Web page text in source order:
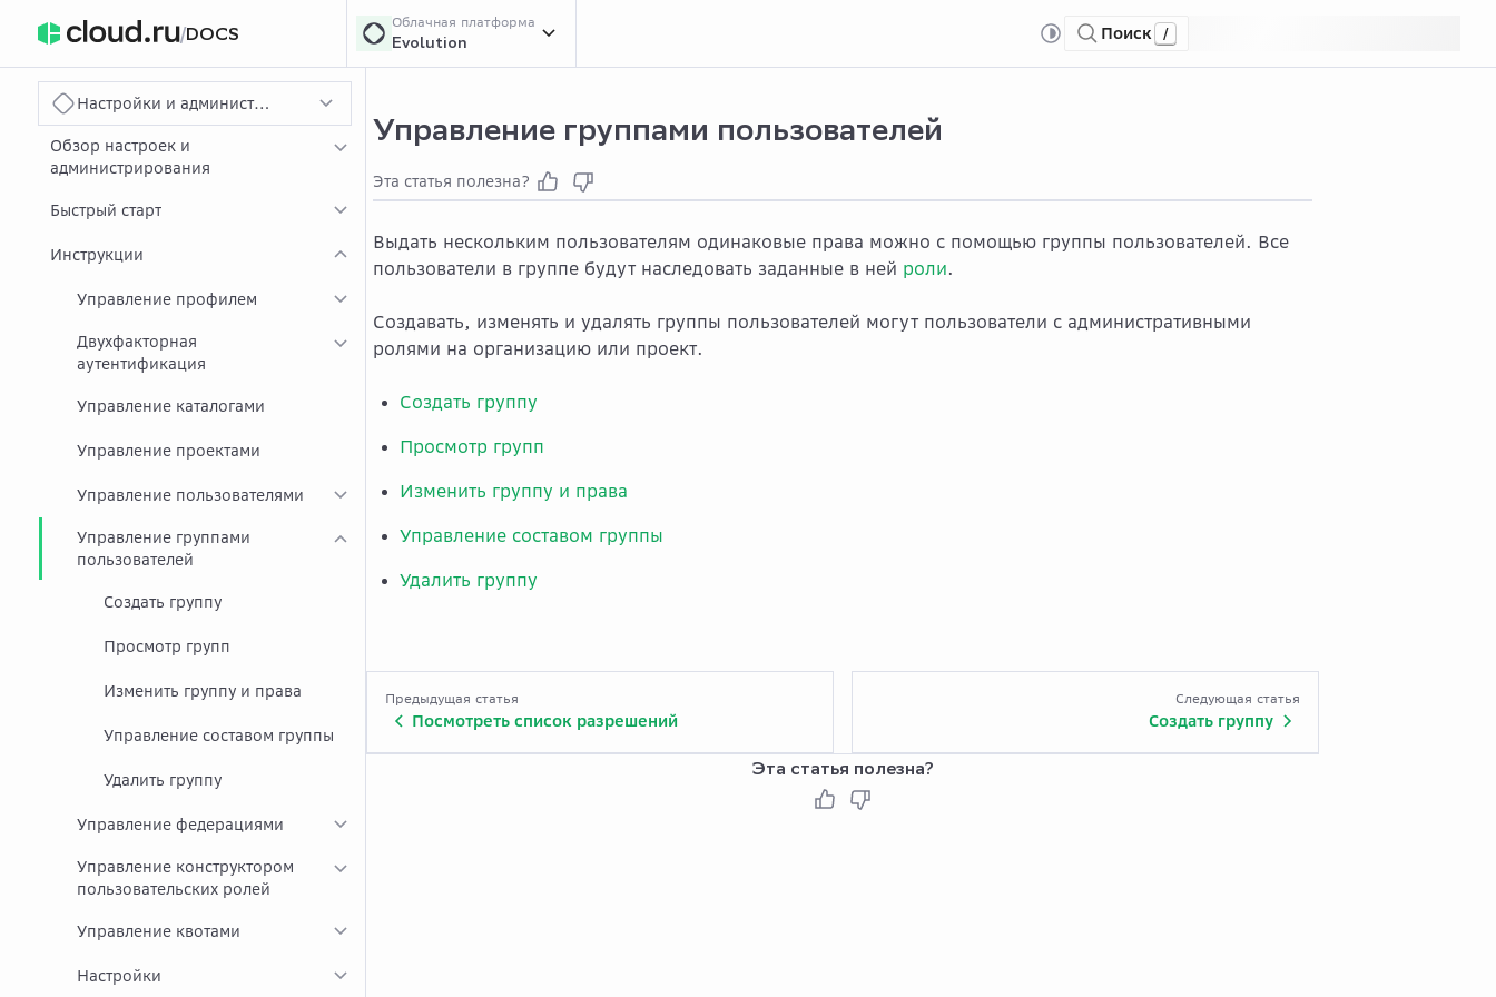
/DOCS
Облачная платформа
Evolution Поиск /
Настройки и администрирование
Обзор настроек и
администрирования
Быстрый старт
Инструкции
Управление профилем
Двухфакторная
аутентификация
Управление каталогами
Управление проектами
Управление пользователями
Управление группами
пользователей
Создать группу
Просмотр групп
Изменить группу и права
Управление составом группы
Удалить группу
Управление федерациями
Управление конструктором
пользовательских ролей
Управление квотами
Настройки
Управление группами пользователей
Эта статья полезна?
Выдать нескольким пользователям одинаковые права можно с помощью группы пользователей. Все
пользователи в группе будут наследовать заданные в ней роли.
Создавать, изменять и удалять группы пользователей могут пользователи с административными
ролями на организацию или проект.
Создать группу
Просмотр групп
Изменить группу и права
Управление составом группы
Удалить группу
Предыдущая статья
Посмотреть список разрешений
Следующая статья
Создать группу
Эта статья полезна?